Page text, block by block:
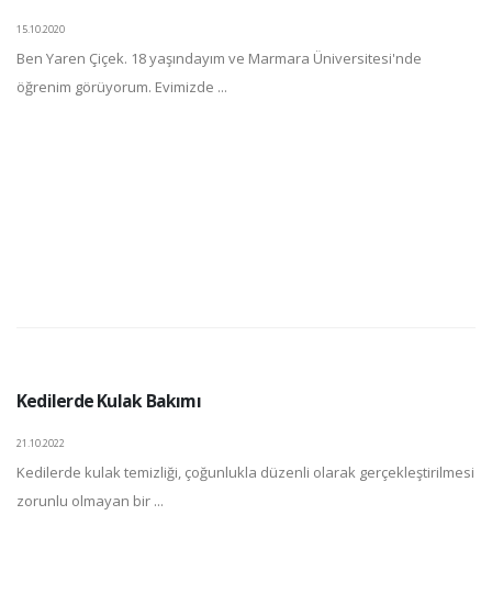
15.10.2020
Ben Yaren Çiçek. 18 yaşındayım ve Marmara Üniversitesi'nde
öğrenim görüyorum. Evimizde ...
Kedilerde Kulak Bakımı
21.10.2022
Kedilerde kulak temizliği, çoğunlukla düzenli olarak gerçekleştirilmesi
zorunlu olmayan bir ...